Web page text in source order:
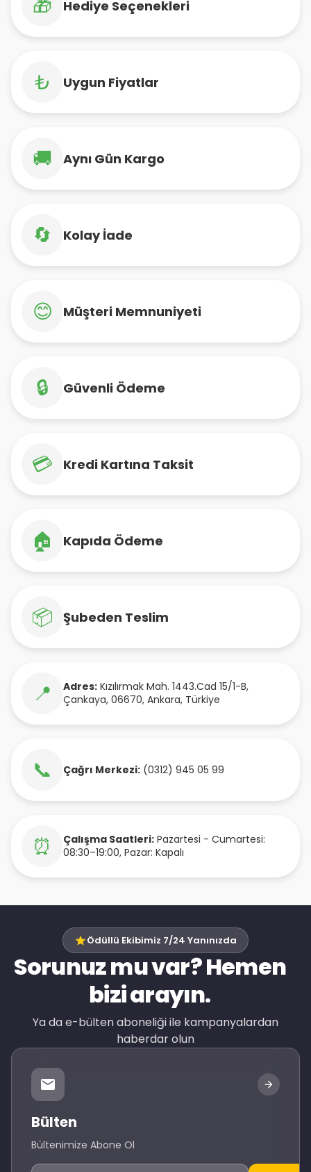
🎁 Hediye Seçenekleri
₺ Uygun Fiyatlar
🚚 Aynı Gün Kargo
🔄 Kolay İade
😊 Müşteri Memnuniyeti
🔒 Güvenli Ödeme
💳 Kredi Kartına Taksit
🏠 Kapıda Ödeme
📦 Şubeden Teslim
📍 Adres: Kızılırmak Mah. 1443.Cad 15/1-B,
Çankaya, 06670, Ankara, Türkiye
📞 Çağrı Merkezi: (0312) 945 05 99
⏰ Çalışma Saatleri: Pazartesi - Cumartesi:
08:30–19:00, Pazar: Kapalı
Ödüllü Ekibimiz 7/24 Yanınızda
Sorunuz mu var? Hemen
bizi arayın.
Ya da e-bülten aboneliği ile kampanyalardan
haberdar olun
Bülten
Bültenimize Abone Ol